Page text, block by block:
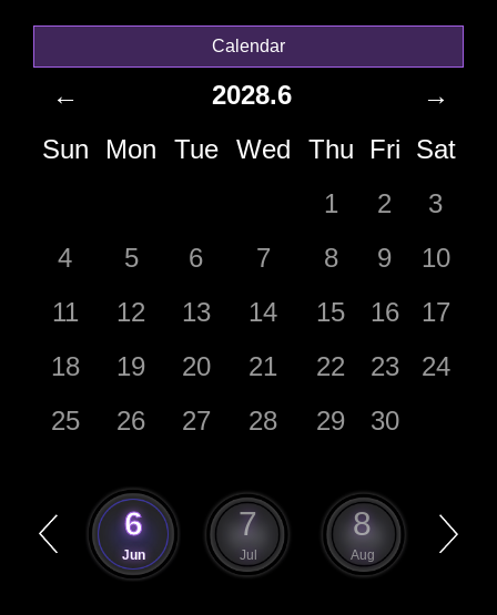
Calendar
← 2028.6
→
Sun
Mon Tue Wed Thu Fri Sat
1
2
3
4
5 6 7 8 9
10
11
12 13 14 15 16
17
18
19 20 21 22 23
24
25
26 27 28 29 30
6
Jun
7
Jul
8
Aug